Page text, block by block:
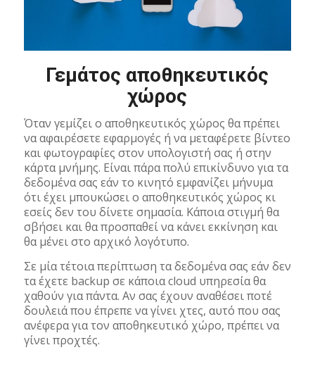
Γεμάτος αποθηκευτικός
χώρος
Όταν γεμίζει ο αποθηκευτικός χώρος θα πρέπει
να αφαιρέσετε εφαρμογές ή να μεταφέρετε βίντεο
και φωτογραφίες στον υπολογιστή σας ή στην
κάρτα μνήμης. Είναι πάρα πολύ επικίνδυνο για τα
δεδομένα σας εάν το κινητό εμφανίζει μήνυμα
ότι έχει μπουκώσει ο αποθηκευτικός χώρος κι
εσείς δεν του δίνετε σημασία. Κάποια στιγμή θα
σβήσει και θα προσπαθεί να κάνει εκκίνηση και
θα μένει στο αρχικό λογότυπο.
Σε μία τέτοια περίπτωση τα δεδομένα σας εάν δεν
τα έχετε backup σε κάποια cloud υπηρεσία θα
χαθούν για πάντα. Αν σας έχουν αναθέσει ποτέ
δουλειά που έπρεπε να γίνει χτες, αυτό που σας
ανέφερα για τον αποθηκευτικό χώρο, πρέπει να
γίνει προχτές.